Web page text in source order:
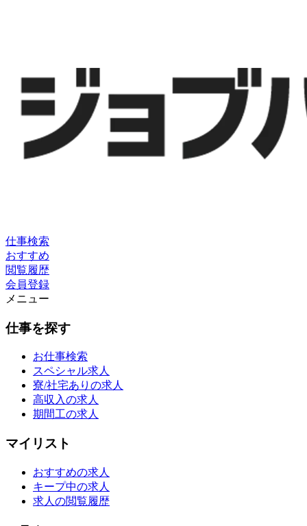
仕事検索
おすすめ
閲覧履歴
会員登録
メニュー
仕事を探す
お仕事検索
スペシャル求人
寮/社宅ありの求人
高収入の求人
期間工の求人
マイリスト
おすすめの求人
キープ中の求人
求人の閲覧履歴